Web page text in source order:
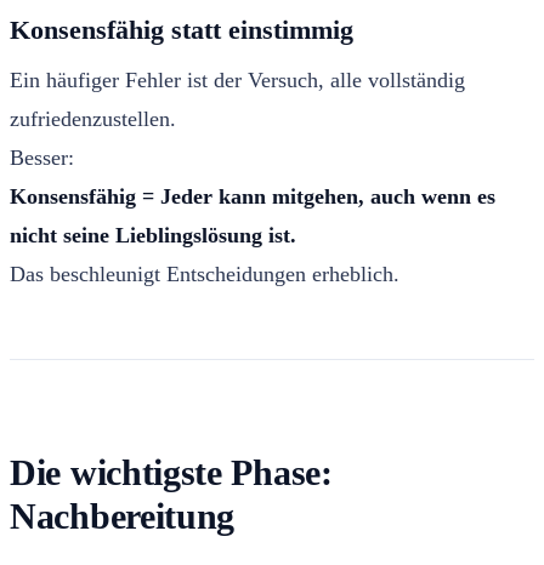
Konsensfähig statt einstimmig
Ein häufiger Fehler ist der Versuch, alle vollständig
zufriedenzustellen.
Besser:
Konsensfähig = Jeder kann mitgehen, auch wenn es
nicht seine Lieblingslösung ist.
Das beschleunigt Entscheidungen erheblich.
Die wichtigste Phase:
Nachbereitung